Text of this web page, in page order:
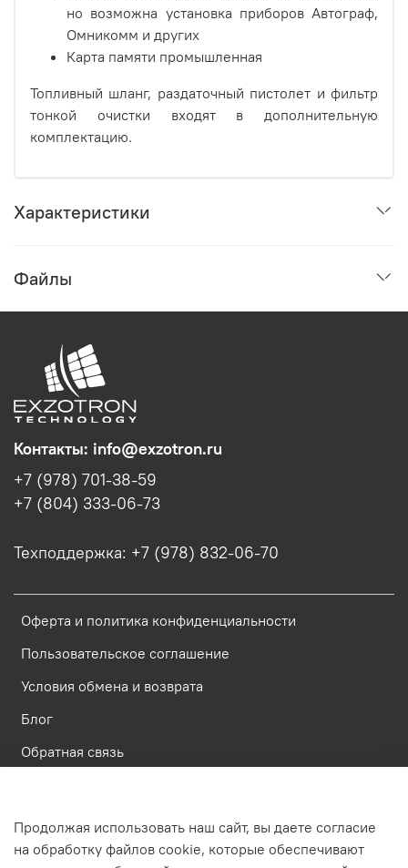
но возможна установка приборов Автограф,
Омникомм и других
Карта памяти промышленная
Топливный шланг, раздаточный пистолет и фильтр
тонкой очистки входят в дополнительную
комплектацию.
Характеристики
Файлы
Оферта и политика конфиденциальности
Пользовательское соглашение
Условия обмена и возврата
Блог
Обратная связь
Контакты: info@exzotron.ru
+7 (978) 701-38-59
+7 (804) 333-06-73
Техподдержка: +7 (978) 832-06-70
Крымская Правда, д.6, пом. 23
Продолжая использовать наш сайт, вы даете согласие
на обработку файлов cookie, которые обеспечивают